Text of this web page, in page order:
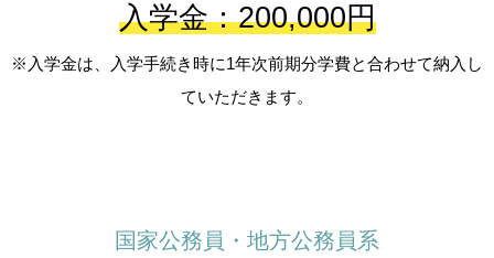
入学金：200,000円
※入学金は、入学手続き時に1年次前期分学費と合わせて納入し
ていただきます。
国家公務員・地方公務員系